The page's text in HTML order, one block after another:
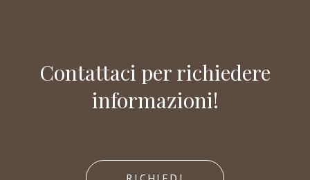
Contattaci per richiedere
informazioni!